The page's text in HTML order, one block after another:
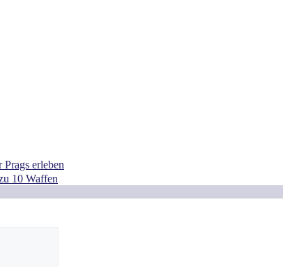
erleben
10 Waffen